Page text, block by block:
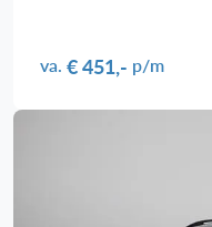
va. € 451,- p/m